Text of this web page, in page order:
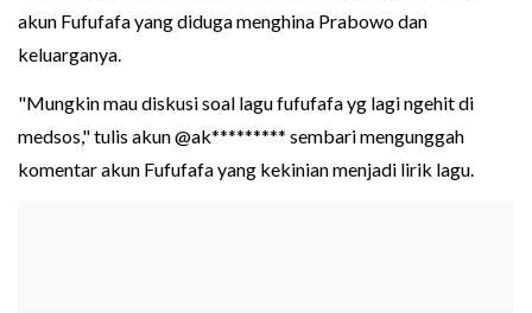
akun Fufufafa yang diduga menghina Prabowo dan
keluarganya.
"Mungkin mau diskusi soal lagu fufufafa yg lagi ngehit di
medsos," tulis akun @ak********* sembari mengunggah
komentar akun Fufufafa yang kekinian menjadi lirik lagu.